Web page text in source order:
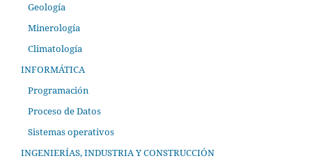
Geología
Minerología
Climatología
INFORMÁTICA
Programación
Proceso de Datos
Sistemas operativos
INGENIERÍAS, INDUSTRIA Y CONSTRUCCIÓN